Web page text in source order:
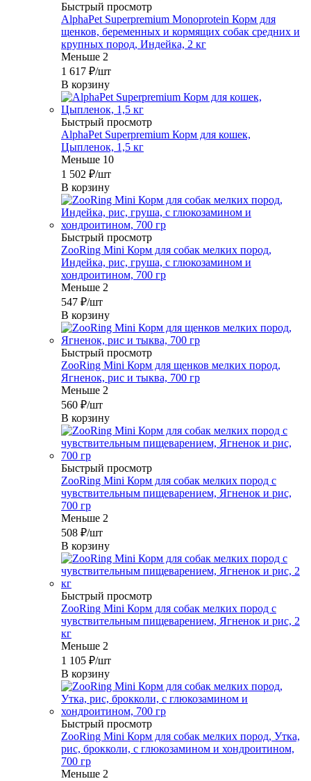
Быстрый просмотр
AlphaPet Superpremium Monoprotein Корм для
щенков, беременных и кормящих собак средних и
крупных пород, Индейка, 2 кг
Меньше 2
1 617 ₽/шт
В корзину
Быстрый просмотр
AlphaPet Superpremium Корм для кошек,
Цыпленок, 1,5 кг
Меньше 10
1 502 ₽/шт
В корзину
Быстрый просмотр
ZooRing Mini Корм для собак мелких пород,
Индейка, рис, груша, с глюкозамином и
хондроитином, 700 гр
Меньше 2
547 ₽/шт
В корзину
Быстрый просмотр
ZooRing Mini Корм для щенков мелких пород,
Ягненок, рис и тыква, 700 гр
Меньше 2
560 ₽/шт
В корзину
Быстрый просмотр
ZooRing Mini Корм для собак мелких пород с
чувствительным пищеварением, Ягненок и рис,
700 гр
Меньше 2
508 ₽/шт
В корзину
Быстрый просмотр
ZooRing Mini Корм для собак мелких пород с
чувствительным пищеварением, Ягненок и рис, 2
кг
Меньше 2
1 105 ₽/шт
В корзину
Быстрый просмотр
ZooRing Mini Корм для собак мелких пород, Утка,
рис, брокколи, с глюкозамином и хондроитином,
700 гр
Меньше 2